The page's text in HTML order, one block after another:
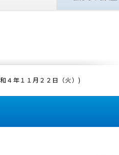
４年１１月２２日（火）)